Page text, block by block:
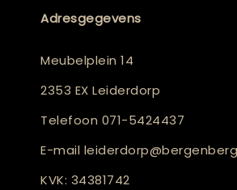
Adresgegevens
Meubelplein 14
2353 EX Leiderdorp
Telefoon 071-5424437
E-mail
KVK: 34381742